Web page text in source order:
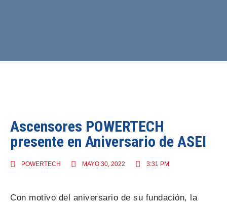
Ascensores POWERTECH
presente en Aniversario de ASEI
POWERTECH MAYO 30, 2022 3:31 PM
Con motivo del aniversario de su fundación, la